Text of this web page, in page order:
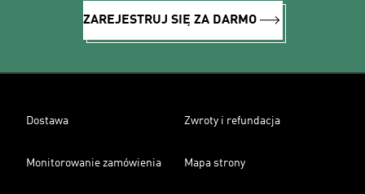
ZAREJESTRUJ SIĘ ZA DARMO
Dostawa Zwroty i refundacja
Monitorowanie zamówienia Mapa strony